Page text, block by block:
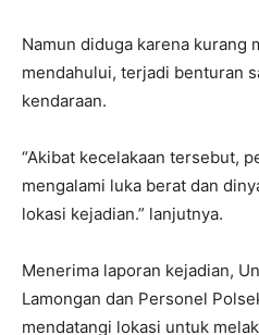
Namun diduga karena kurang
mendahului, terjadi benturan
kendaraan.
“Akibat kecelakaan tersebut,
mengalami luka berat dan
lokasi kejadian.” lanjutnya.
Menerima laporan kejadian,
Lamongan dan Personel
mendatangi lokasi untuk